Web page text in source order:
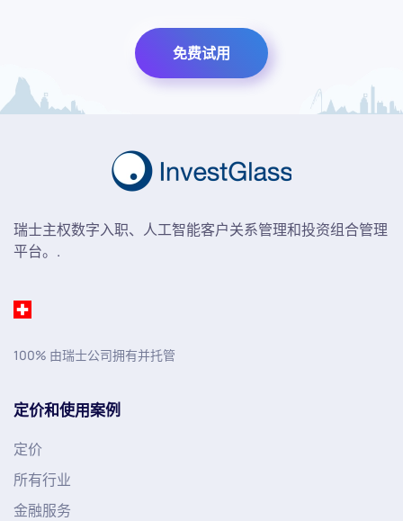
免费试用
瑞士主权数字入职、人工智能客户关系管理和投资组合管理
平台。.
100% 由瑞士公司拥有并托管
定价和使用案例
定价
所有行业
金融服务